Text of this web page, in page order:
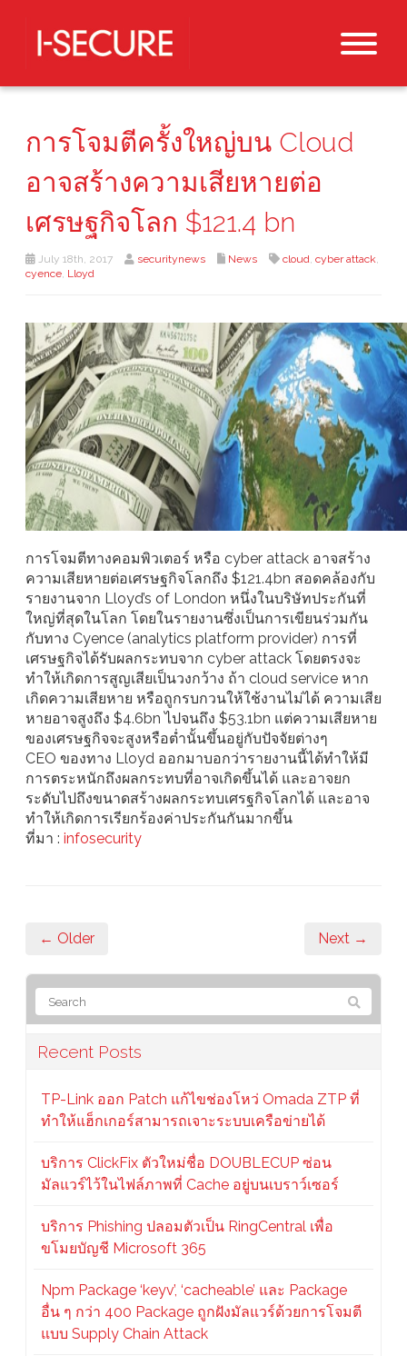
การโจมตีครั้งใหญ่บน Cloud
อาจสร้างความเสียหายต่อ
เศรษฐกิจโลก $121.4 bn
July 18th, 2017 securitynews News cloud, cyber attack,
cyence, Lloyd
การโจมตีทางคอมพิวเตอร์ หรือ cyber attack อาจสร้าง
ความเสียหายต่อเศรษฐกิจโลกถึง $121.4bn สอดคล้องกับ
รายงานจาก Lloyd’s of London หนึ่งในบริษัทประกันที่
ใหญ่ที่สุดในโลก โดยในรายงานซึ่งเป็นการเขียนร่วมกัน
กับทาง Cyence (analytics platform provider) การที่
เศรษฐกิจได้รับผลกระทบจาก cyber attack โดยตรงจะ
ทำให้เกิดการสูญเสียเป็นวงกว้าง ถ้า cloud service หาก
เกิดความเสียหาย หรือถูกรบกวนให้ใช้งานไม่ได้ ความเสีย
หายอาจสูงถึง $4.6bn ไปจนถึง $53.1bn แต่ความเสียหาย
ของเศรษฐกิจจะสูงหรือต่ำนั้นขึ้นอยู่กับปัจจัยต่างๆ
CEO ของทาง Lloyd ออกมาบอกว่ารายงานนี้ได้ทำให้มี
การตระหนักถึงผลกระทบที่อาจเกิดขึ้นได้ และอาจยก
ระดับไปถึงขนาดสร้างผลกระทบเศรฐกิจโลกได้ และอาจ
ทำให้เกิดการเรียกร้องค่าประกันกันมากขึ้น
ที่มา : infosecurity
← Older Next →
Recent Posts
TP-Link ออก Patch แก้ไขช่องโหว่ Omada ZTP ที่
ทำให้แฮ็กเกอร์สามารถเจาะระบบเครือข่ายได้
บริการ ClickFix ตัวใหม่ชื่อ DOUBLECUP ซ่อน
มัลแวร์ไว้ในไฟล์ภาพที่ Cache อยู่บนเบราว์เซอร์
บริการ Phishing ปลอมตัวเป็น RingCentral เพื่อ
ขโมยบัญชี Microsoft 365
Npm Package ‘keyv’, ‘cacheable’ และ Package
อื่น ๆ กว่า 400 Package ถูกฝังมัลแวร์ด้วยการโจมตี
แบบ Supply Chain Attack